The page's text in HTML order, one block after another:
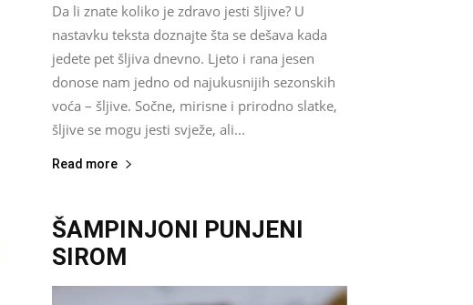
Da li znate koliko je zdravo jesti šljive? U
nastavku teksta doznajte šta se dešava kada
jedete pet šljiva dnevno. Ljeto i rana jesen
donose nam jedno od najukusnijih sezonskih
voća – šljive. Sočne, mirisne i prirodno slatke,
šljive se mogu jesti svježe, ali...
Read more
ŠAMPINJONI PUNJENI
SIROM